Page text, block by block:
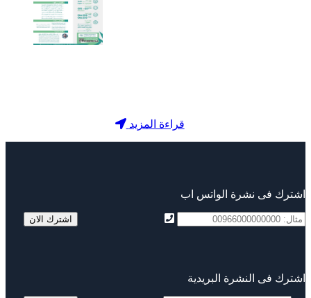
قراءة المزيد
اشترك فى نشرة الواتس اب
اشترك فى النشرة البريدية